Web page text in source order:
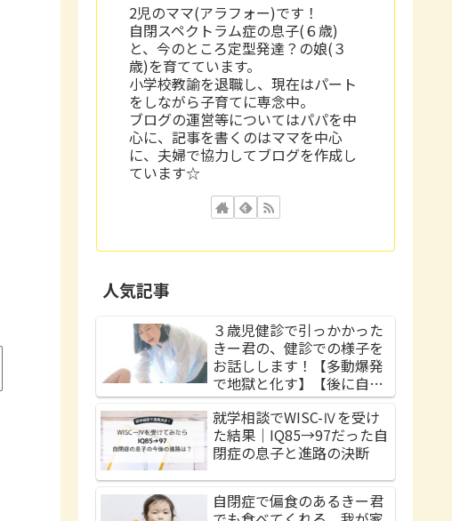
2児のママ(アラフォー)です！
自閉スペクトラム症の息子(６歳)
と、今のところ定型発達？の娘(３
歳)を育てています。
小学校教諭を退職し、現在はパート
をしながら子育てに専念中。
ブログの運営等についてはパパを中
心に、記事を書くのはママを中心
に、夫婦で協力してブログを作成し
ています☆
人気記事
３歳児健診で引っかかった
きー君の、健診での様子を
お話しします！【多動爆発
で地獄と化す】【後に自閉
症と診断される】
就学相談でWISC-Ⅳを受け
た結果｜IQ85→97だった自
閉症の息子と進路の決断
自閉症で偏食のあるきー君